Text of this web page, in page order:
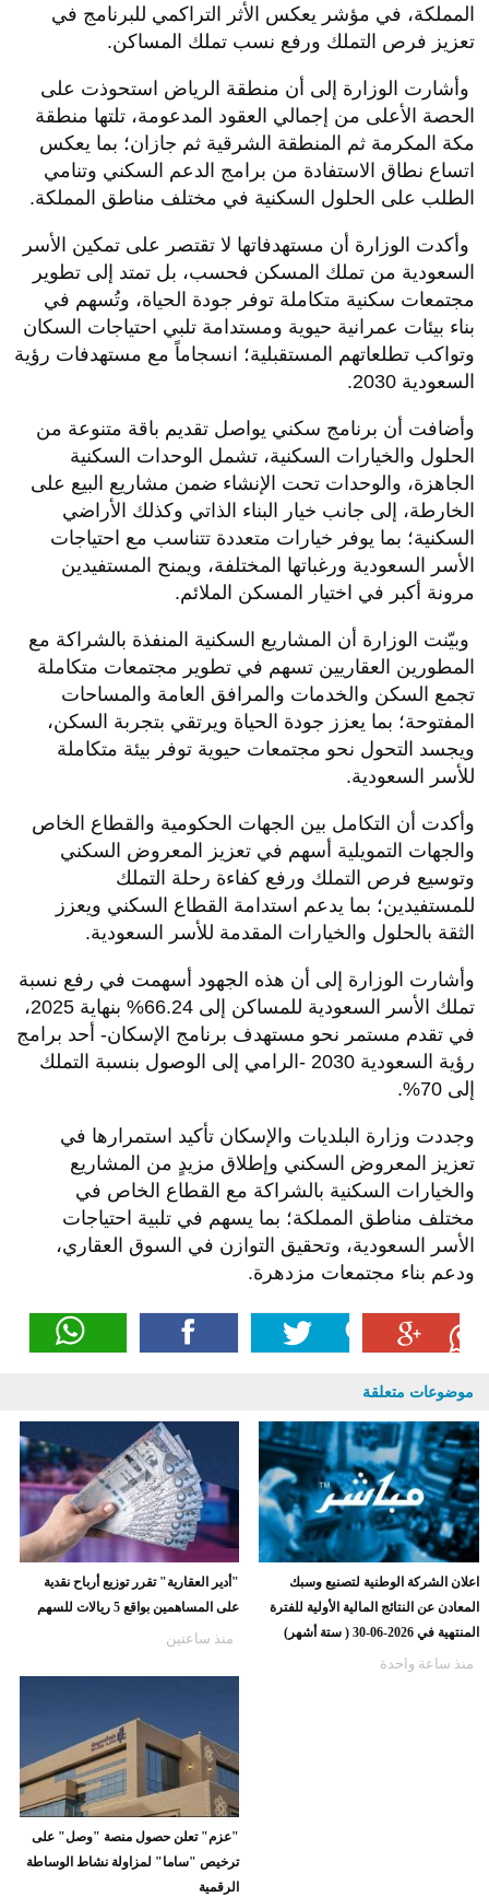
المملكة، في مؤشر يعكس الأثر التراكمي للبرنامج في
تعزيز فرص التملك ورفع نسب تملك المساكن.
وأشارت الوزارة إلى أن منطقة الرياض استحوذت على
الحصة الأعلى من إجمالي العقود المدعومة، تلتها منطقة
مكة المكرمة ثم المنطقة الشرقية ثم جازان؛ بما يعكس
اتساع نطاق الاستفادة من برامج الدعم السكني وتنامي
الطلب على الحلول السكنية في مختلف مناطق المملكة.
وأكدت الوزارة أن مستهدفاتها لا تقتصر على تمكين الأسر
السعودية من تملك المسكن فحسب، بل تمتد إلى تطوير
مجتمعات سكنية متكاملة توفر جودة الحياة، وتُسهم في
بناء بيئات عمرانية حيوية ومستدامة تلبي احتياجات السكان
وتواكب تطلعاتهم المستقبلية؛ انسجاماً مع مستهدفات رؤية
السعودية 2030
.
وأضافت أن برنامج سكني يواصل تقديم باقة متنوعة من
الحلول والخيارات السكنية، تشمل الوحدات السكنية
الجاهزة، والوحدات تحت الإنشاء ضمن مشاريع البيع على
الخارطة، إلى جانب خيار البناء الذاتي وكذلك الأراضي
السكنية؛ بما يوفر خيارات متعددة تتناسب مع احتياجات
الأسر السعودية ورغباتها المختلفة، ويمنح المستفيدين
مرونة أكبر في اختيار المسكن الملائم.
وبيّنت الوزارة أن المشاريع السكنية المنفذة بالشراكة مع
المطورين العقاريين تسهم في تطوير مجتمعات متكاملة
تجمع السكن والخدمات والمرافق العامة والمساحات
المفتوحة؛ بما يعزز جودة الحياة ويرتقي بتجربة السكن،
ويجسد التحول نحو مجتمعات حيوية توفر بيئة متكاملة
للأسر السعودية.
وأكدت أن التكامل بين الجهات الحكومية والقطاع الخاص
والجهات التمويلية أسهم في تعزيز المعروض السكني
وتوسيع فرص التملك ورفع كفاءة رحلة التملك
للمستفيدين؛ بما يدعم استدامة القطاع السكني ويعزز
الثقة بالحلول والخيارات المقدمة للأسر السعودية.
وأشارت الوزارة إلى أن هذه الجهود أسهمت في رفع نسبة
تملك الأسر السعودية للمساكن إلى 66.24
%
بنهاية 2025،
في تقدم مستمر نحو مستهدف برنامج الإسكان- أحد برامج
رؤية السعودية 2030 -الرامي إلى الوصول بنسبة التملك
إلى 70
%.
وجددت وزارة البلديات والإسكان تأكيد استمرارها في
تعزيز المعروض السكني وإطلاق مزيدٍ من المشاريع
والخيارات السكنية بالشراكة مع القطاع الخاص في
مختلف مناطق المملكة؛ بما يسهم في تلبية احتياجات
الأسر السعودية، وتحقيق التوازن في السوق العقاري،
ودعم بناء مجتمعات مزدهرة.
موضوعات متعلقة
اعلان الشركة الوطنية لتصنيع وسبك
المعادن عن النتائج المالية الأولية للفترة
المنتهية في 2026-06-30 ( ستة أشهر)
منذ ساعة واحدة
"أدير العقارية" تقرر توزيع أرباح نقدية
على المساهمين بواقع 5 ريالات للسهم
منذ ساعتين
"عزم" تعلن حصول منصة "وصل" على
ترخيص "ساما" لمزاولة نشاط الوساطة
الرقمية